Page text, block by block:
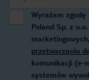
Wyrażam
Poland Sp. z
przetwarzaniu
komunikacji (e-
systemów